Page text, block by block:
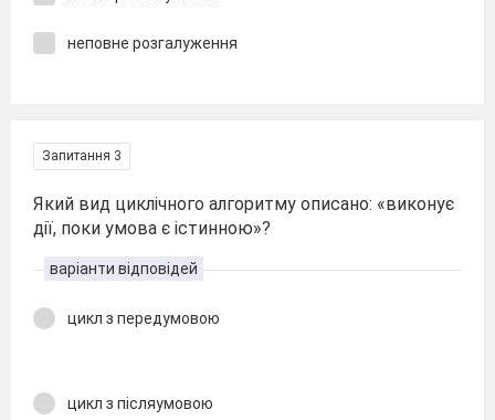
неповне розгалуження
Запитання 3
Який вид циклічного алгоритму описано: «виконує
дії, поки умова є істинною»?
варіанти відповідей
цикл з передумовою
цикл з післяумовою